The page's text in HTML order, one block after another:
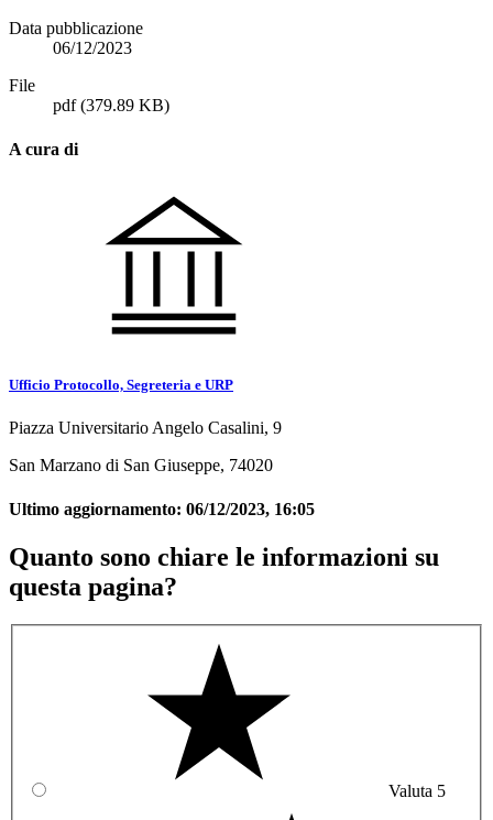
Data pubblicazione
06/12/2023
File
pdf(379.89 KB)
A cura di
Ufficio Protocollo, Segreteria e URP
Piazza Universitario Angelo Casalini, 9
San Marzano di San Giuseppe, 74020
Ultimo aggiornamento: 06/12/2023, 16:05
Quanto sono chiare le informazioni su
questa pagina?
Valuta 5